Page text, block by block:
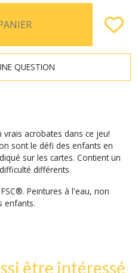
QUESTION
acrobates dans ce jeu!
sont le défi des enfants en
sur les cartes. Contient un
différents.
Peintures à l'eau, non
enfants.
être intéressé